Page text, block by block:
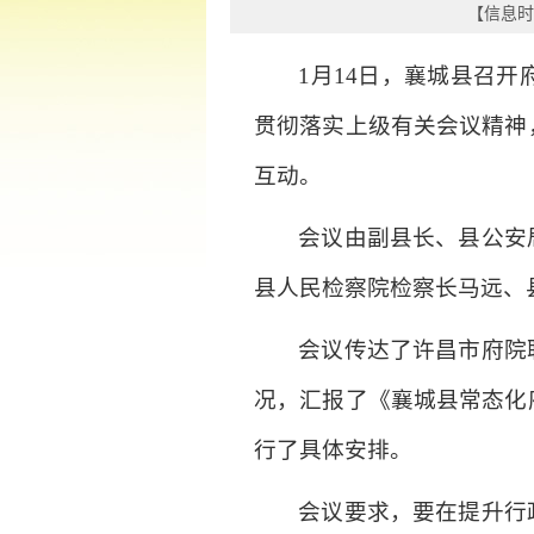
【信息
1月14日，襄城县召开
贯彻落实上级有关会议精
互动。
会议由副县长、县公
县人民检察院检察长马远
会议传达了许昌市府
况，汇报了《襄城县常态
行了具体安排。
会议要求，要在提升